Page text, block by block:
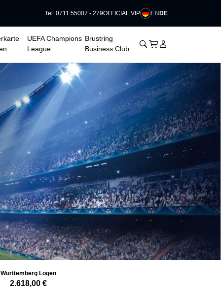
Tel: 0711 55007 - 279OFFICIAL VIP ENDE
UEFA Champions
League
Brustring
Business Club
􀊫 Warenkorb
􀍩 Login
􀉩
Württemberg Logen
2.618,00 €